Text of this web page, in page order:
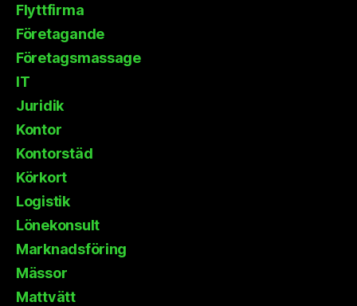
Flyttfirma
Företagande
Företagsmassage
IT
Juridik
Kontor
Kontorstäd
Körkort
Logistik
Lönekonsult
Marknadsföring
Mässor
Mattvätt